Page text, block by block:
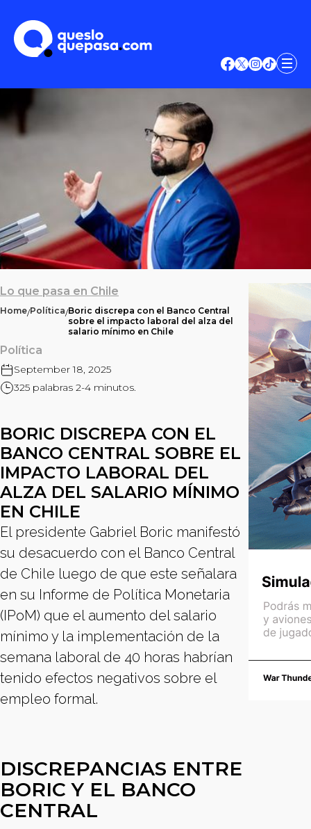
Lo que pasa en Chile
Home/Política/Boric discrepa con el Banco Central
sobre el impacto laboral del alza del
salario mínimo en Chile
Política
September 18, 2025
325 palabras 2-4 minutos.
BORIC DISCREPA CON EL
BANCO CENTRAL SOBRE EL
IMPACTO LABORAL DEL
ALZA DEL SALARIO MÍNIMO
EN CHILE
El presidente Gabriel Boric manifestó
su desacuerdo con el Banco Central
de Chile luego de que este señalara
en su Informe de Política Monetaria
(IPoM) que el aumento del salario
mínimo y la implementación de la
semana laboral de 40 horas habrían
tenido efectos negativos sobre el
empleo formal.
DISCREPANCIAS ENTRE
BORIC Y EL BANCO
CENTRAL